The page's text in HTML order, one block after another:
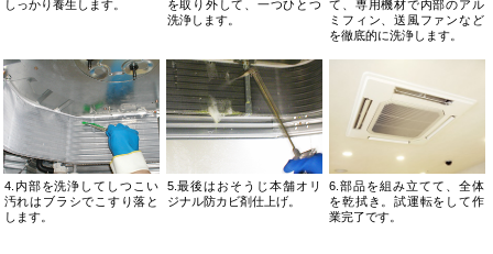
しっかり養生します。
を取り外して、一つひとつ
洗浄します。
て、専用機材で内部のアル
ミフィン、送風ファンなど
を徹底的に洗浄します。
4.内部を洗浄してしつこい
汚れはブラシでこすり落と
します。
5.最後はおそうじ本舗オリ
ジナル防カビ剤仕上げ。
6.部品を組み立てて、全体
を乾拭き。試運転をして作
業完了です。